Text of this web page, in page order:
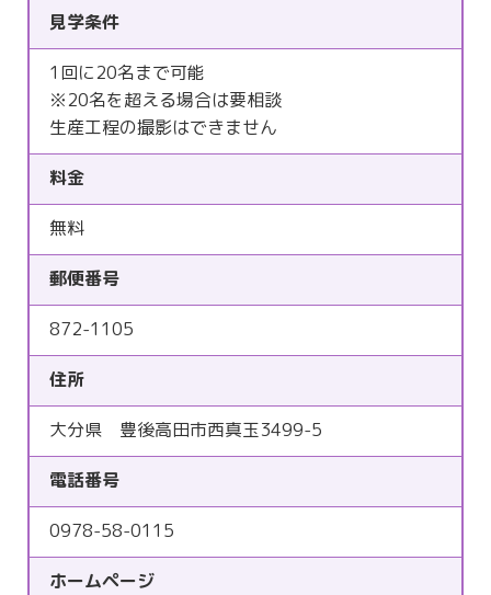
見学条件
1回に20名まで可能
※20名を超える場合は要相談
生産工程の撮影はできません
料金
無料
郵便番号
872-1105
住所
大分県 豊後高田市西真玉3499-5
電話番号
0978-58-0115
ホームページ